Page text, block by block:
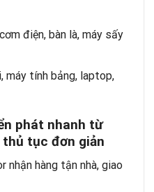
điện, bàn là, máy sấy
máy tính bảng, laptop,
phát nhanh từ
thủ tục đơn giản
nhận hàng tận nhà, giao